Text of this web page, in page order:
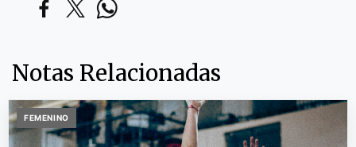
Notas Relacionadas
FEMENINO